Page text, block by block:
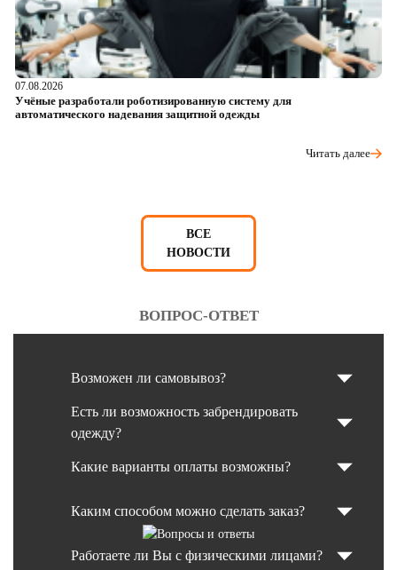
07.08.2026
Учёные разработали роботизированную систему для
автоматического надевания защитной одежды
Читать далее
ВСЕ
НОВОСТИ
ВОПРОС-ОТВЕТ
Возможен ли самовывоз?
Есть ли возможность забрендировать
одежду?
Какие варианты оплаты возможны?
Каким способом можно сделать заказ?
Работаете ли Вы с физическими лицами?